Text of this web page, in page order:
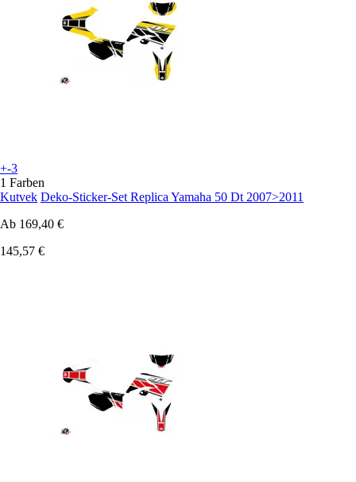
+-3
1 Farben
Kutvek Deko-Sticker-Set Replica Yamaha 50 Dt 2007>2011
Ab 169,40 €
145,57 €